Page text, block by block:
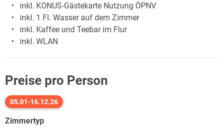
inkl. KONUS-Gästekarte Nutzung ÖPNV
inkl. 1 Fl. Wasser auf dem Zimmer
inkl. Kaffee und Teebar im Flur
inkl. WLAN
Preise pro Person
05.01-16.12.26
Zimmertyp